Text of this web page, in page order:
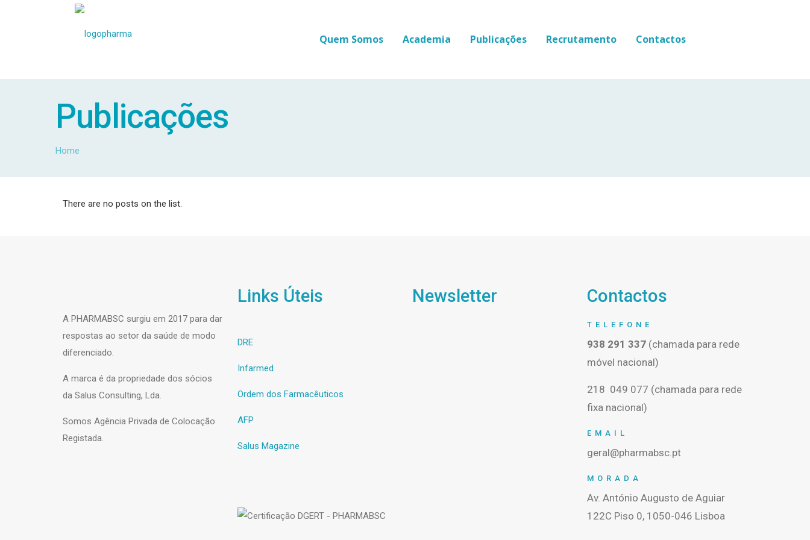
Quem Somos Academia Publicações Recrutamento Contactos
Publicações
Home
There are no posts on the list.
A PHARMABSC surgiu em 2017 para dar
respostas ao setor da saúde de modo
diferenciado.
A marca é da propriedade dos sócios
da Salus Consulting, Lda.
Somos Agência Privada de Colocação
Registada.
Links Úteis
DRE
Infarmed
Ordem dos Farmacêuticos
AFP
Salus Magazine
Newsletter Contactos
TELEFONE
938 291 337 (chamada para rede
móvel nacional)
218 049 077 (chamada para rede
fixa nacional)
EMAIL
geral@pharmabsc.pt
MORADA
Av. António Augusto de Aguiar
122C Piso 0, 1050-046 Lisboa